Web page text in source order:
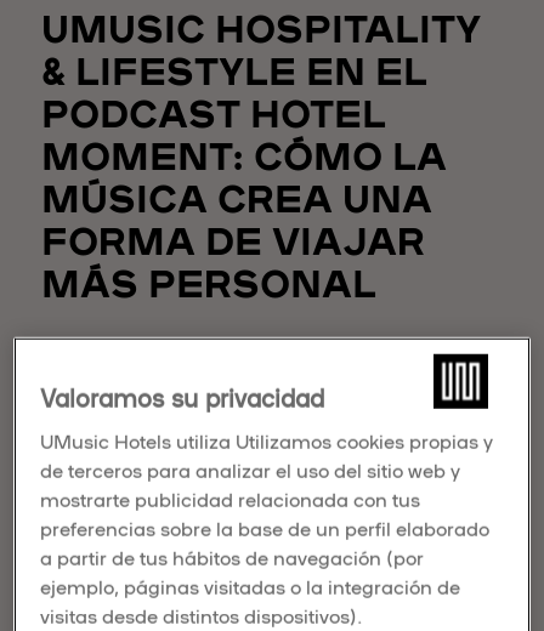
UMUSIC HOSPITALITY
& LIFESTYLE EN EL
PODCAST HOTEL
MOMENT: CÓMO LA
MÚSICA CREA UNA
FORMA DE VIAJAR
MÁS PERSONAL
El presidente de UMusic Hospitality & Lifestyle
, participó recientemente en el podcast
Hotel MomentdeRevinatepara hablar sobre
cómo la música puedetransformar la forma en
que los huéspedes se conectan con un hotel
conversación ofreció una mirada interna
UMusic Hotels aborda lapersonalización, la
narración y la conexión emocional
Valoramos su privacidad
UMusic Hotels utiliza Utilizamos cookies propias y
de terceros para analizar el uso del sitio web y
mostrarte publicidad relacionada con tus
preferencias sobre la base de un perfil elaborado
a partir de tus hábitos de navegación (por
ejemplo, páginas visitadas o la integración de
visitas desde distintos dispositivos).